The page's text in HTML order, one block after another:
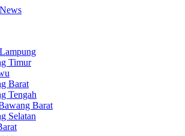
Timur
Barat
Tengah
Barat
Selatan